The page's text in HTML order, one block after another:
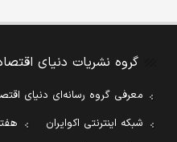
گروه نشریات دنیای
معرفی گروه رسانه‌ای دنیای
شبکه اینترنتی اکوایران